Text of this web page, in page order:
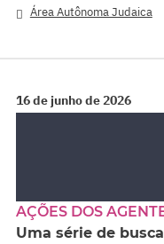
Área Autônoma Judaica
16 de junho de 2026
AÇÕES DOS
Uma série de